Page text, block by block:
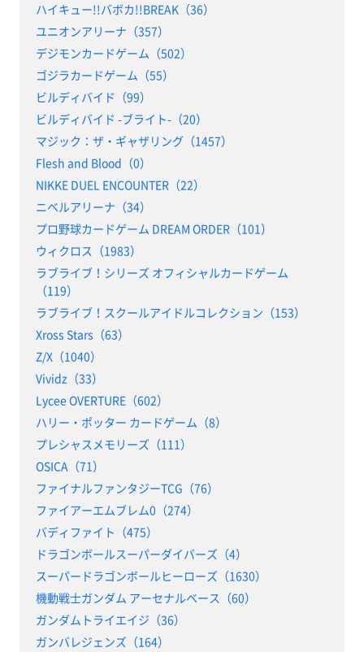
ハイキュー!!バボカ!!BREAK（36）
ユニオンアリーナ（357）
デジモンカードゲーム（502）
ゴジラカードゲーム（55）
ビルディバイド（99）
ビルディバイド -ブライト-（20）
マジック：ザ・ギャザリング（1457）
Flesh and Blood（0）
NIKKE DUEL ENCOUNTER（22）
ニベルアリーナ（34）
プロ野球カードゲーム DREAM ORDER（101）
ウィクロス（1983）
ラブライブ！シリーズ オフィシャルカードゲーム
（119）
ラブライブ！スクールアイドルコレクション（153）
Xross Stars（63）
Z/X（1040）
Vividz（33）
Lycee OVERTURE（602）
ハリー・ポッター カードゲーム（8）
プレシャスメモリーズ（111）
OSICA（71）
ファイナルファンタジーTCG（76）
ファイアーエムブレム0（274）
バディファイト（475）
ドラゴンボールスーパーダイバーズ（4）
スーパードラゴンボールヒーローズ（1630）
機動戦士ガンダム アーセナルベース（60）
ガンダムトライエイジ（36）
ガンバレジェンズ（164）